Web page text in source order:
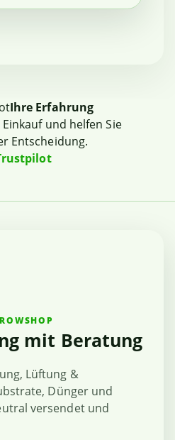
Ihre Erfahrung
und helfen Sie
Entscheidung.
mit Beratung
Lüftung &
Dünger und
versendet und